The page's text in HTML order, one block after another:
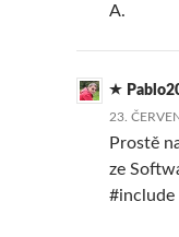
A.
23.
Prostě
ze
#include